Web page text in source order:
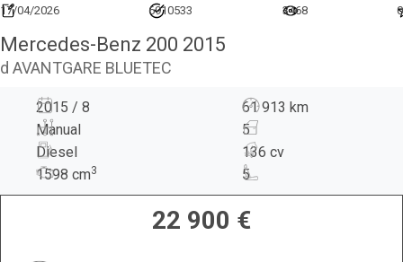
17/04/2026 6910533 3468 0
Mercedes-Benz 200 2015
d AVANTGARE BLUETEC
2015 / 8
61 913 km
Manual
5
Diesel
136 cv
1598 cm3 5
22 900 €